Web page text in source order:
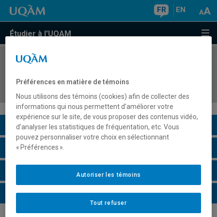
FR EN
Étudier à l'UQAM
COURS//
et de l'hôtellerie
Description du cours
Horaire - Été 2026
Horaire - Automne 2026
Horaire - Hiver 2027
Préférences en matière de témoins
Nous utilisons des témoins (cookies) afin de collecter des
informations qui nous permettent d’améliorer votre
expérience sur le site, de vous proposer des contenus vidéo,
d’analyser les statistiques de fréquentation, etc. Vous
pouvez personnaliser votre choix en sélectionnant
« Préférences ».
Tout refuser
Autoriser les témoins